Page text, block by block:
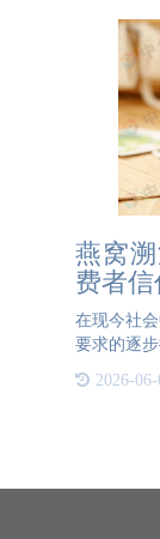
燕窝
费者
在现今社
要求的逐
了解产品
2026-